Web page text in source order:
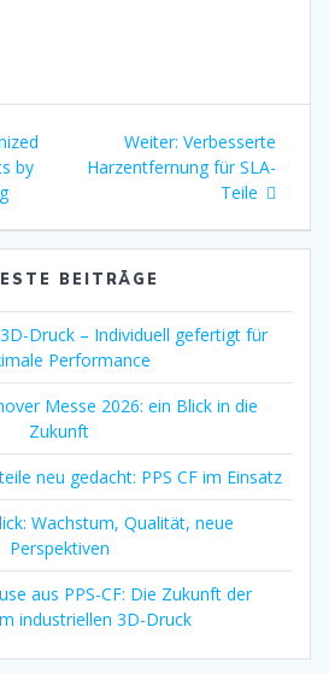
by
Weiter: Nächster
Beitrag:
Verbesserte
Harzentfernung für SLA-
Teile
BEITRÄGE
Druck – Individuell gefertigt für
Performance
Messe 2026: ein Blick in die
Zukunft
neu gedacht: PPS CF im Einsatz
Wachstum, Qualität, neue
Perspektiven
aus PPS-CF: Die Zukunft der
industriellen 3D-Druck